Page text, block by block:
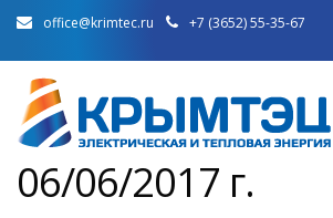
office@krimtec.ru +7 (3652) 55-35-67
06/06/2017 г.